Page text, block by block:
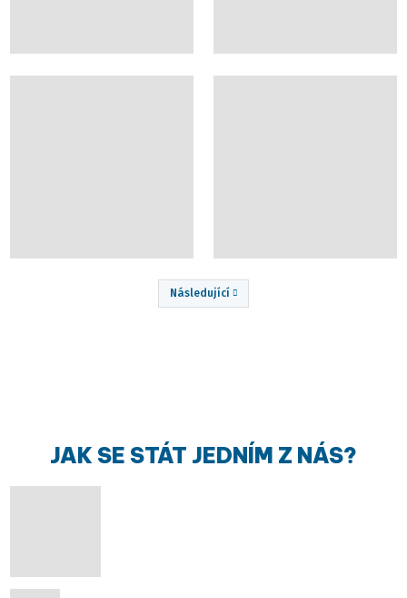
Předchozí
Následující
JAK SE STÁT JEDNÍM Z NÁS?